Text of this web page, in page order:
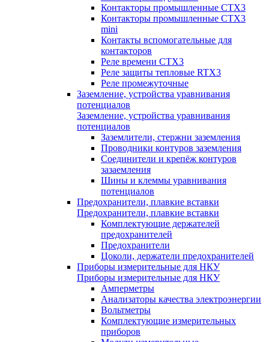
Контакторы промышленные CTX3
Контакторы промышленные CTX3
mini
Контакты вспомогательные для
контакторов
Реле времени CTX3
Реле защиты тепловые RTX3
Реле промежуточные
Заземление, устройства уравнивания
потенциалов
Заземление, устройства уравнивания
потенциалов
Заземлители, стержни заземления
Проводники контуров заземления
Соединители и крепёж контуров
зазаемления
Шины и клеммы уравнивания
потенциалов
Предохранители, плавкие вставки
Предохранители, плавкие вставки
Комплектующие держателей
предохранителей
Предохранители
Цоколи, держатели предохранителей
Приборы измерительные для НКУ
Приборы измерительные для НКУ
Амперметры
Анализаторы качества электроэнергии
Вольтметры
Комплектующие измерительных
приборов